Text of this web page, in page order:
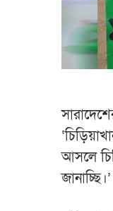
আসলে
জানাচ্ছি।’